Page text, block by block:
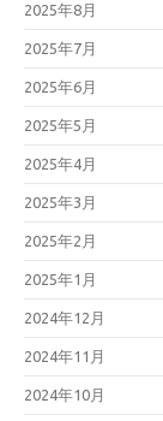
2025年8月
2025年7月
2025年6月
2025年5月
2025年4月
2025年3月
2025年2月
2025年1月
2024年12月
2024年11月
2024年10月